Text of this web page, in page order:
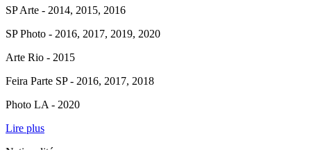
SP Arte - 2014, 2015, 2016
SP Photo - 2016, 2017, 2019, 2020
Arte Rio - 2015
Feira Parte SP - 2016, 2017, 2018
Photo LA - 2020
Lire plus